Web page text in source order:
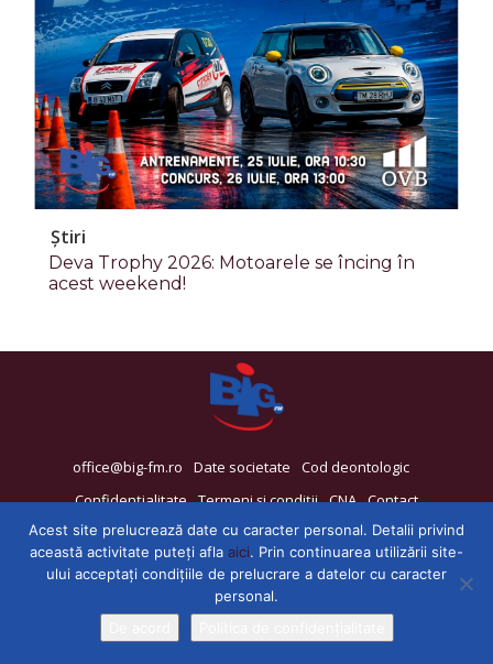
Știri
Deva Trophy 2026: Motoarele se încing în
acest weekend!
office@big-fm.ro Date societate
Cod deontologic
Confidențialitate Termeni și condiții CNA Contact
Acest site prelucrează date cu caracter personal. Detalii privind
această activitate puteți afla aici. Prin continuarea utilizării site-
ului acceptați condițiile de prelucrare a datelor cu caracter
personal.